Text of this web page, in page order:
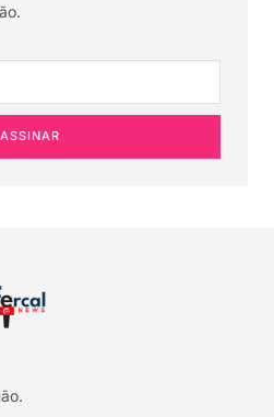
ASSINAR